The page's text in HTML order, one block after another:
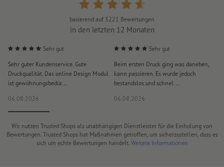
basierend auf 3221 Bewertungen
in den letzten 12 Monaten
Sehr gut
Sehr guter Kundenservice. Gute
Druckqualität. Das online Design Modul
ist gewöhnungsbedür...
06.08.2026
Sehr gut
Beim ersten Druck ging was daneben,
kann passieren. Es wurde jedoch
bestandslos und schnel...
06.08.2026
Wir nutzen Trusted Shops als unabhängigen Dienstleister für die Einholung von
Bewertungen. Trusted Shops hat Maßnahmen getroffen, um sicherzustellen, dass es
sich um echte Bewertungen handelt. Weitere Informationen